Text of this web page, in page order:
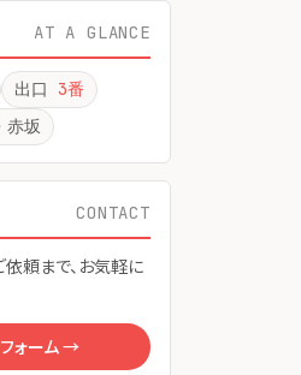
AT A GLANCE
出口 3番
赤坂
CONTACT
依頼まで、お気軽に
ォーム →